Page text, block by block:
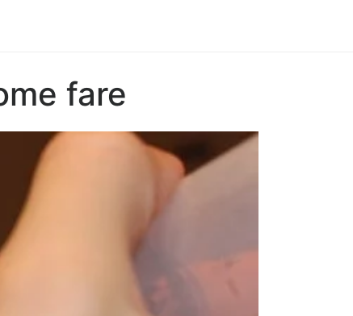
fare